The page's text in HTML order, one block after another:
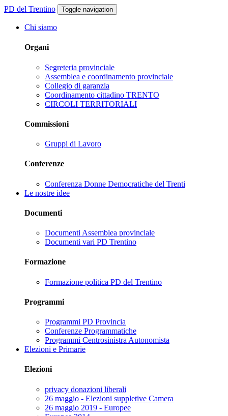
PD del Trentino Toggle navigation
Chi siamo
Organi
Segreteria provinciale
Assemblea e coordinamento provinciale
Collegio di garanzia
Coordinamento cittadino TRENTO
CIRCOLI TERRITORIALI
Commissioni
Gruppi di Lavoro
Conferenze
Conferenza Donne Democratiche del Trenti
Le nostre idee
Documenti
Documenti Assemblea provinciale
Documenti vari PD Trentino
Formazione
Formazione politica PD del Trentino
Programmi
Programmi PD Provincia
Conferenze Programmatiche
Programmi Centrosinistra Autonomista
Elezioni e Primarie
Elezioni
privacy donazioni liberali
26 maggio - Elezioni suppletive Camera
26 maggio 2019 - Europee